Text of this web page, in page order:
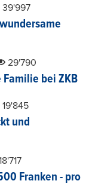
39'997
29'790
Familie bei ZKB
19'845
und
Franken - pro